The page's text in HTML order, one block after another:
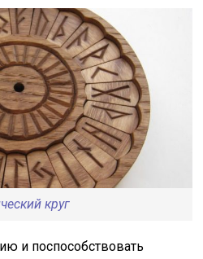
круг
и поспособствовать